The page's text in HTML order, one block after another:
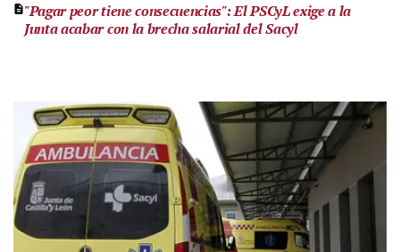
"Pagar peor tiene consecuencias": El PSCyL exige a la
Junta acabar con la brecha salarial del Sacyl